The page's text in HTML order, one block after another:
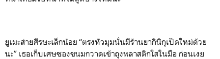
ยูเมะส่ายศีรษะเล็กน้อย “ตรงหัวมุมนั่นมีร้านยากินิกุเปิดใหม่ด้วย
นะ” เธอเก็บเศษซองขนมกวาดเข้าถุงพลาสติกใสในมือ ก่อนเงย